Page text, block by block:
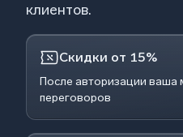
клиентов.
Скидки от 15%
После авторизации ваша
переговоров